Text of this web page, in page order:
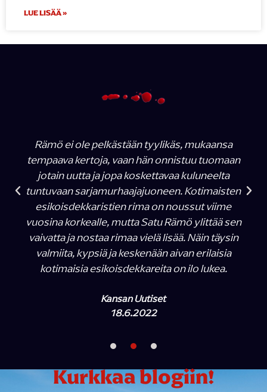
LUE LISÄÄ »
Rämö ei ole pelkästään tyylikäs, mukaansa
tempaava kertoja, vaan hän onnistuu tuomaan
jotain uutta ja jopa koskettavaa kuluneelta
tuntuvaan sarjamurhaajajuoneen. Kotimaisten
esikoisdekkaristien rima on noussut viime
vuosina korkealle, mutta Satu Rämö ylittää sen
vaivatta ja nostaa rimaa vielä lisää. Näin täysin
valmiita, kypsiä ja keskenään aivan erilaisia
kotimaisia esikoisdekkareita on ilo lukea.
Kansan Uutiset
18.6.2022
Kurkkaa blogiin!